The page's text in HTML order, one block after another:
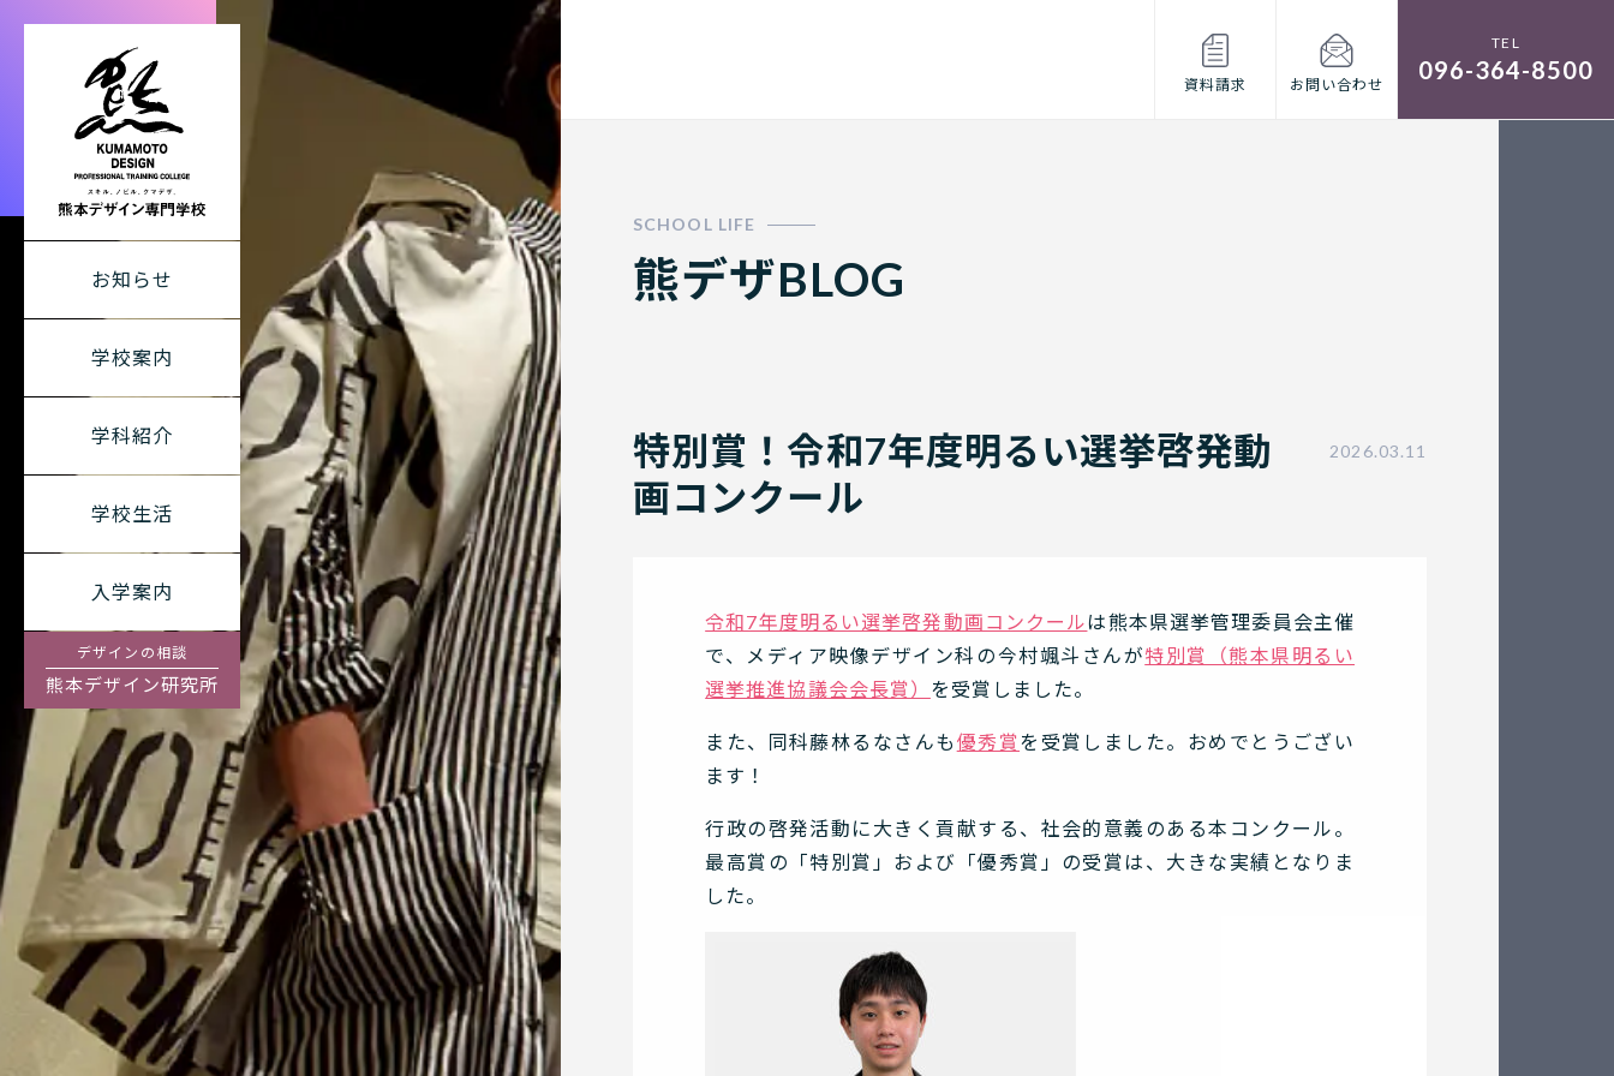
熊本デザイン専門学校
お知らせ
学校案内
学科紹介
学校生活
入学案内
デザインの相談
熊本デザイン研究所
資料請求 お問い合わせ
096-364-8500
熊デザBLOG
特別賞！令和7年度明るい選挙啓発動
画コンクール
2026.03.11
令和7年度明るい選挙啓発動画コンクールは熊本県選挙管理委員会主催
で、メディア映像デザイン科の今村颯斗さんが特別賞（熊本県明るい
選挙推進協議会会長賞） を受賞しました。
また、同科藤林るなさんも 優秀賞を受賞しました。おめでとうござい
ます！
行政の啓発活動に大きく貢献する、社会的意義のある本コンクール。
最高賞の「特別賞」および「優秀賞」の受賞は、大きな実績となりま
した。